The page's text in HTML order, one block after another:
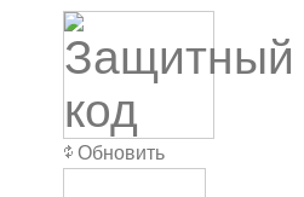
Обновить